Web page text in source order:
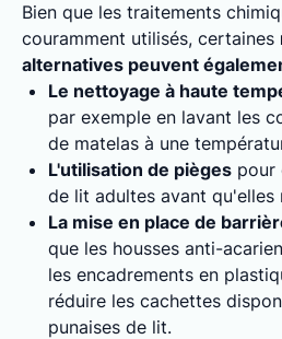
Bien que les traitements
couramment utilisés, certaines
alternatives peuvent
Le nettoyage à haute
par exemple en lavant les
de matelas à une
L'utilisation de pièges pour
de lit adultes avant qu'elles
La mise en place de
que les housses anti-
les encadrements en
réduire les cachettes
punaises de lit.